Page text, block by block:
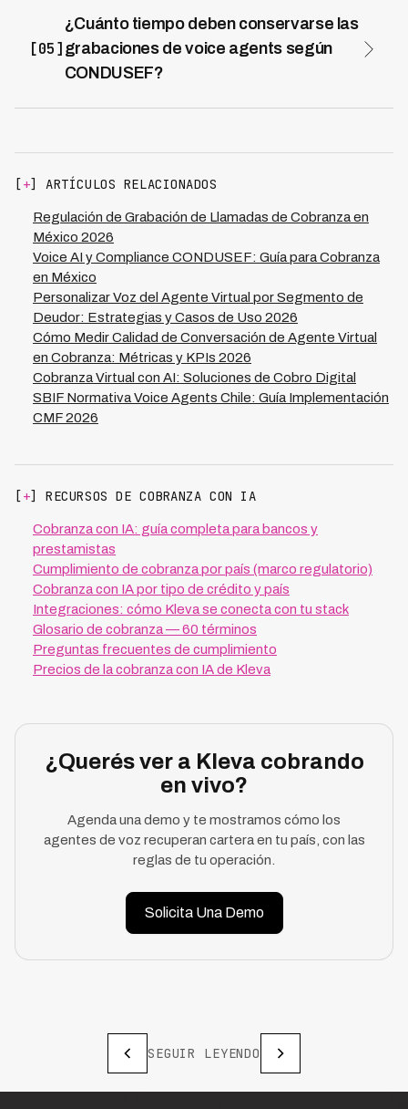
terminación 1234, con saldo vencido de $X pesos. Esta
llamada se graba.
con folio de registro, suspender en tiempo real todas las
gestiones cross-canal (llamadas, SMS, WhatsApp),
enviar confirmación escrita en 24 horas y registrar
auditorialmente con grabación más timestamp. Kleva
manual.
[05]
¿Cuánto tiempo deben conservarse las
grabaciones de voice agents según
CONDUSEF?
deben almacenarse encriptadas (AES-256) con
metadata indexada (fecha, número, deudor, resultado) y
backup geográfico redundante. El costo típico es $0.03
por hora de conversación archivada. Si falla grabación,
la llamada debe abortarse automáticamente pues
operar sin grabar es violación.
[+] ARTÍCULOS RELACIONADOS
Regulación de Grabación de Llamadas de Cobranza en
México 2026
Voice AI y Compliance CONDUSEF: Guía para Cobranza
en México
Personalizar Voz del Agente Virtual por Segmento de
Deudor: Estrategias y Casos de Uso 2026
Cómo Medir Calidad de Conversación de Agente Virtual
en Cobranza: Métricas y KPIs 2026
Cobranza Virtual con AI: Soluciones de Cobro Digital
SBIF Normativa Voice Agents Chile: Guía Implementación
CMF 2026
[+] RECURSOS DE COBRANZA CON IA
Cobranza con IA: guía completa para bancos y
prestamistas
Cumplimiento de cobranza por país (marco regulatorio)
Cobranza con IA por tipo de crédito y país
Integraciones: cómo Kleva se conecta con tu stack
Glosario de cobranza — 60 términos
Preguntas frecuentes de cumplimiento
Precios de la cobranza con IA de Kleva
¿Querés ver a Kleva cobrando
en vivo?
Agenda una demo y te mostramos cómo los
agentes de voz recuperan cartera en tu país, con las
reglas de tu operación.
Solicita Una Demo
SEGUIR LEYENDO